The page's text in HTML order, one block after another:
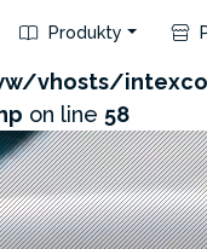
product/
vhosts/
on line 58
Produkty